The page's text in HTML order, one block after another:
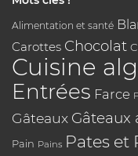
Alimentation et santé
Carottes Chocolat
Cuisine
Entrées Farce
Gâteaux Gâteaux
Pain Pains Pates et